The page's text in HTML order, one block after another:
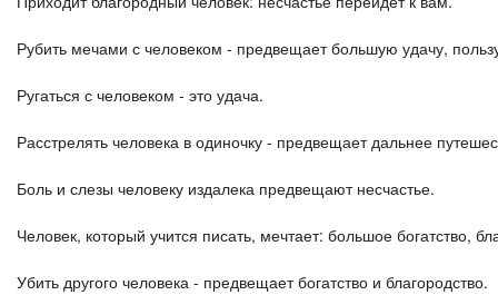
Рубить мечами с человеком - предвещает большую удачу,
Ругаться с человеком - это удача.
Расстрелять человека в одиночку - предвещает дальнее
Боль и слезы человеку издалека предвещают несчастье.
Человек, который учится писать, мечтает: большое богатство,
Убить другого человека - предвещает богатство и благородство.